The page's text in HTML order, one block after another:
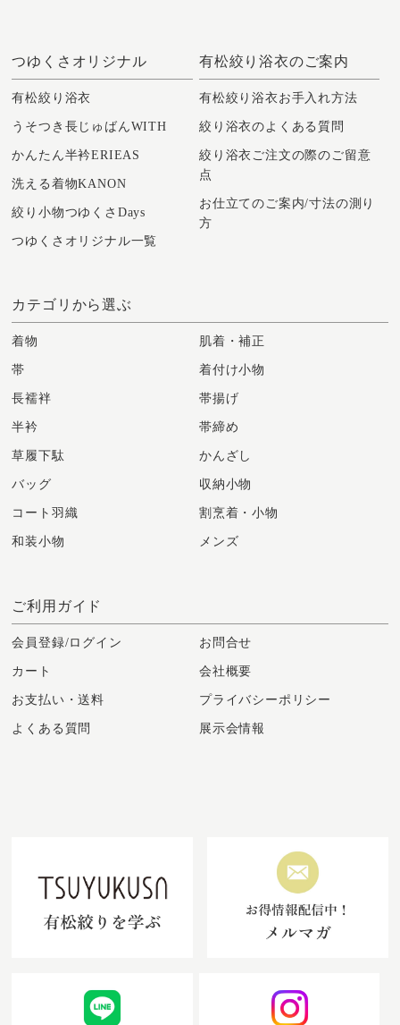
つゆくさオリジナル
有松絞り浴衣
うそつき長じゅばんWITH
かんたん半衿ERIEAS
洗える着物KANON
絞り小物つゆくさDays
つゆくさオリジナル一覧
有松絞り浴衣のご案内
有松絞り浴衣お手入れ方法
絞り浴衣のよくある質問
絞り浴衣ご注文の際のご留意
点
お仕立てのご案内/寸法の測り
方
カテゴリから選ぶ
着物
帯
長襦袢
半衿
草履下駄
バッグ
コート羽織
和装小物
肌着・補正
着付け小物
帯揚げ
帯締め
かんざし
収納小物
割烹着・小物
メンズ
ご利用ガイド
会員登録/ログイン
カート
お支払い・送料
よくある質問
お問合せ
会社概要
プライバシーポリシー
展示会情報